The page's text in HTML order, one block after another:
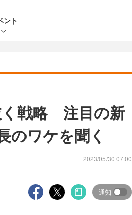
ント
く戦略 注目の新
のワケを聞く
2023/05/30 07:00
通知